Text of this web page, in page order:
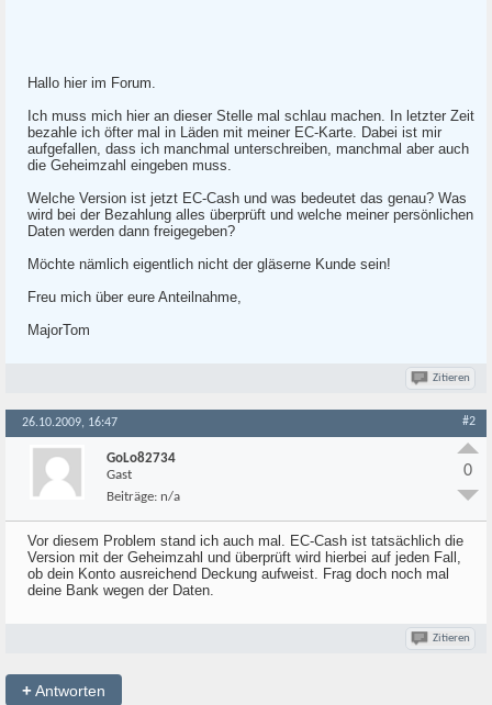
Hallo hier im Forum.
Ich muss mich hier an dieser Stelle mal schlau machen. In letzter Zeit
bezahle ich öfter mal in Läden mit meiner EC-Karte. Dabei ist mir
aufgefallen, dass ich manchmal unterschreiben, manchmal aber auch
die Geheimzahl eingeben muss.
Welche Version ist jetzt EC-Cash und was bedeutet das genau? Was
wird bei der Bezahlung alles überprüft und welche meiner persönlichen
Daten werden dann freigegeben?
Möchte nämlich eigentlich nicht der gläserne Kunde sein!
Freu mich über eure Anteilnahme,
MajorTom
Zitieren
26.10.2009, 16:47 #2
GoLo82734
Gast
Beiträge: n/a
0
Vor diesem Problem stand ich auch mal. EC-Cash ist tatsächlich die
Version mit der Geheimzahl und überprüft wird hierbei auf jeden Fall,
ob dein Konto ausreichend Deckung aufweist. Frag doch noch mal
deine Bank wegen der Daten.
Zitieren
+Antworten